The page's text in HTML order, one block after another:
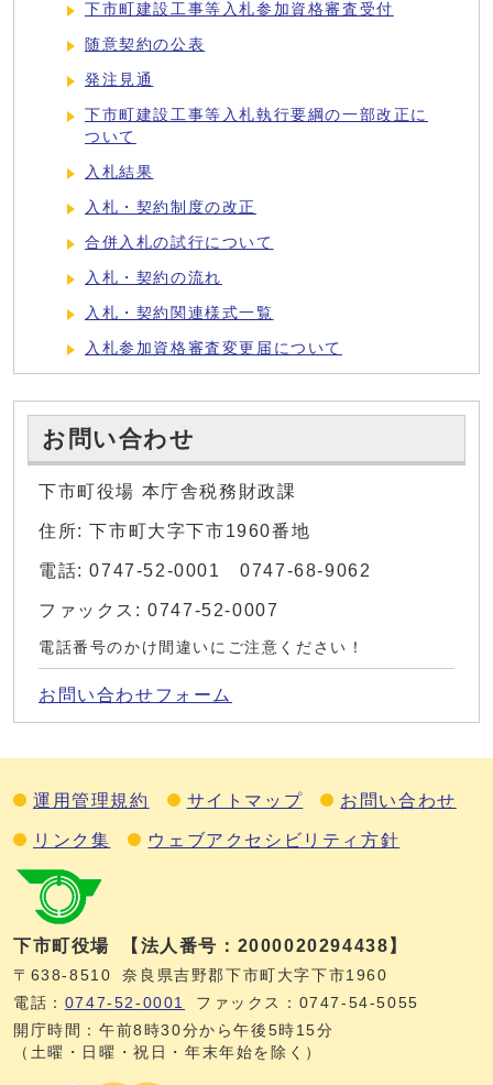
下市町建設工事等入札参加資格審査受付
随意契約の公表
発注見通
下市町建設工事等入札執行要綱の一部改正に
ついて
入札結果
入札・契約制度の改正
合併入札の試行について
入札・契約の流れ
入札・契約関連様式一覧
入札参加資格審査変更届について
お問い合わせ
下市町役場 本庁舎税務財政課
住所: 下市町大字下市1960番地
電話: 0747-52-0001 0747-68-9062
ファックス: 0747-52-0007
電話番号のかけ間違いにご注意ください！
お問い合わせフォーム
運用管理規約 サイトマップ お問い合わせ
リンク集 ウェブアクセシビリティ方針
下市町役場 【法人番号：2000020294438】
〒638-8510
奈良県吉野郡下市町大字下市1960
電話： 0747‐52‐0001
ファックス：0747‐54‐5055
開庁時間：午前8時30分から午後5時15分
（土曜・日曜・祝日・年末年始を除く）